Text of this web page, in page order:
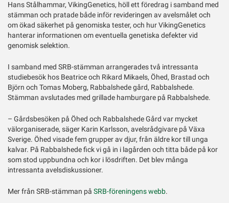
Hans Stålhammar, VikingGenetics, höll ett föredrag i samband med
stämman och pratade både inför revideringen av avelsmålet och
om ökad säkerhet på genomiska tester, och hur VikingGenetics
hanterar informationen om eventuella genetiska defekter vid
genomisk selektion.
I samband med SRB-stämman arrangerades två intressanta
studiebesök hos Beatrice och Rikard Mikaels, Öhed, Brastad och
Björn och Tomas Moberg, Rabbalshede gård, Rabbalshede.
Stämman avslutades med grillade hamburgare på Rabbalshede.
– Gårdsbesöken på Öhed och Rabbalshede Gård var mycket
välorganiserade, säger Karin Karlsson, avelsrådgivare på Växa
Sverige. Öhed visade fem grupper av djur, från äldre kor till unga
kalvar. På Rabbalshede fick vi gå in i lagården och titta både på kor
som stod uppbundna och kor i lösdriften. Det blev många
intressanta avelsdiskussioner.
Mer från SRB-stämman på SRB-föreningens webb.